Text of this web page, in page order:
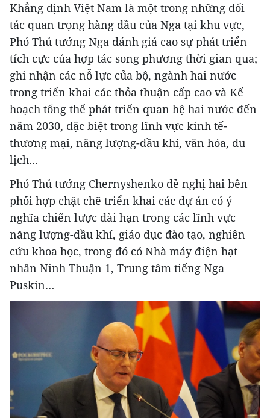
Khẳng định Việt Nam là một trong những đối
tác quan trọng hàng đầu của Nga tại khu vực,
Phó Thủ tướng Nga đánh giá cao sự phát triển
tích cực của hợp tác song phương thời gian qua;
ghi nhận các nỗ lực của bộ, ngành hai nước
trong triển khai các thỏa thuận cấp cao và Kế
hoạch tổng thể phát triển quan hệ hai nước đến
năm 2030, đặc biệt trong lĩnh vực kinh tế-
thương mại, năng lượng-dầu khí, văn hóa, du
lịch…
Phó Thủ tướng Chernyshenko đề nghị hai bên
phối hợp chặt chẽ triển khai các dự án có ý
nghĩa chiến lược dài hạn trong các lĩnh vực
năng lượng-dầu khí, giáo dục đào tạo, nghiên
cứu khoa học, trong đó có Nhà máy điện hạt
nhân Ninh Thuận 1, Trung tâm tiếng Nga
Puskin…